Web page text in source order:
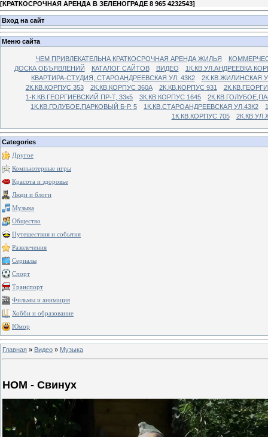
[КРАТКОСРОЧНАЯ АРЕНДА В ЗЕЛЕНОГРАДЕ 8 965 4232543]
Вход на сайт
Меню сайта
ЧЕМ ПРИВЛЕКАТЕЛЬНА КРАТКОСРОЧНАЯ АРЕНДА ЖИЛЬЯ
ДОСКА ОБЪЯВЛЕНИЙ
КАТАЛОГ САЙТОВ ВИДЕО
1К.КВ.УЛ.АНДРЕЕВКА
КВАРТИРА-СТУДИЯ, СТАРОАНДРЕЕВСКАЯ УЛ. 43К2
2К.КВ.ЖИЛИНСКАЯ
2К.КВ.КОРПУС 353
2К.КВ.КОРПУС 360А 2К.КВ.КОРПУС 931
1-К.КВ.ГЕОРГИЕВСКИЙ ПР-Т, 33к5
3К.КВ.КОРПУС 1645
1К.КВ.ГОЛУБОЕ,ПАРКОВЫЙ Б-Р. 5
1К.КВ.СТАРОАНДРЕЕВСКАЯ УЛ.43К2
1К.КВ.КОРПУС 705
Categories
Другое
Компьютерные игры
Красота и здоровье
Люди и блоги
Музыка
Общество
Путешествия и события
Развлечения
Сериалы
Спорт
Транспорт
Фильмы и анимация
Хобби и образование
Юмор
Главная » Видео » Музыка
НОМ - Свинух